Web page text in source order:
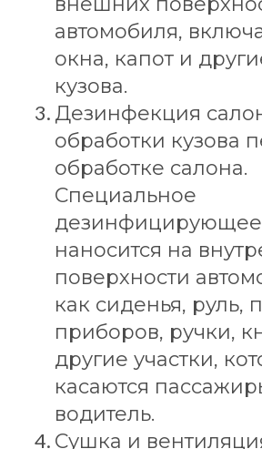
автомобиля,
окна, капот и
кузова.
Дезинфекция
обработки кузова
обработке салона.
Специальное
дезинфицирующее
наносится на
поверхности
как сиденья, руль,
приборов, ручки,
другие участки,
касаются
водитель.
Сушка и